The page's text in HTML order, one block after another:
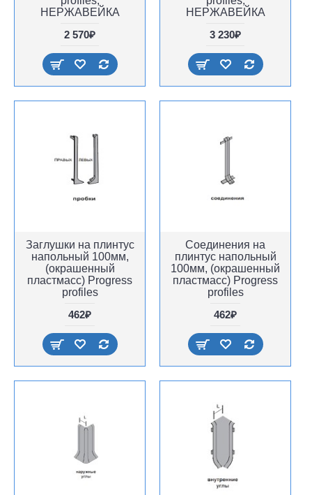
НЕРЖАВЕЙКА
2 570₽
НЕРЖАВЕЙКА
3 230₽
Заглушки на плинтус
напольный 100мм,
(окрашенный
пластмасс) Progress
profiles
462₽
Соединения на
плинтус напольный
100мм, (окрашенный
пластмасс) Progress
profiles
462₽